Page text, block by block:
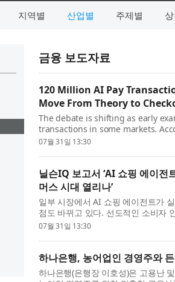
지역별 산업별 주제별
금융 보도자료
120 Million AI Pay
Move From Theory to
The debate is shifting as early
transactions in some markets.
consumer intelligence company,
07월 31일 13:30
닐슨IQ 보고서 ‘AI 쇼핑 에이
머스 시대 열리나’
일부 시장에서 AI 쇼핑 에이전트가
점도 바뀌고 있다. 선도적인 소비자
벌 보고서 ‘커머스 혁명: 동서양의
07월 31일 13:30
하나은행, 농어업인 경영주와
하나은행(은행장 이호성)은 고용난